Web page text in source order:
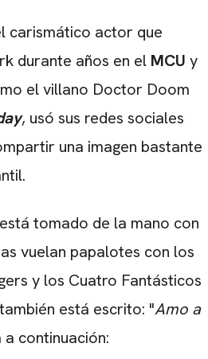
carismático actor que
durante años en el MCU y
el villano Doctor Doom
, usó sus redes sociales
una imagen bastante
tomado de la mano con
vuelan papalotes con los
y los Cuatro Fantásticos
está escrito: "Amo a
a continuación: